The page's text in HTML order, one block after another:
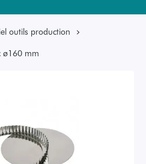
outils production
ø160 mm